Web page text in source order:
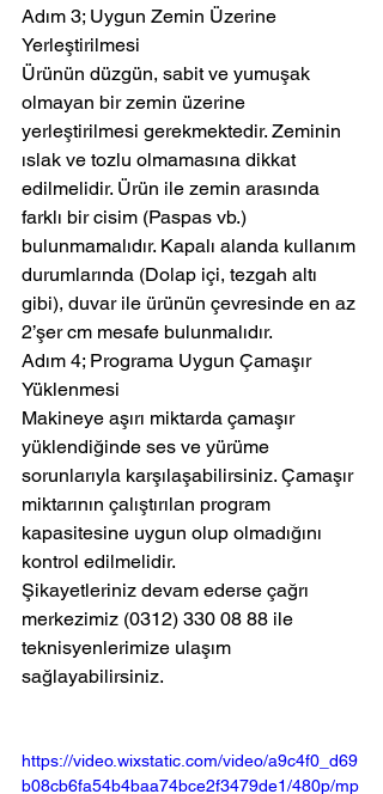
Adım 3; Uygun Zemin Üzerine
Yerleştirilmesi
Ürünün düzgün, sabit ve yumuşak
olmayan bir zemin üzerine
yerleştirilmesi gerekmektedir. Zeminin
ıslak ve tozlu olmamasına dikkat
edilmelidir. Ürün ile zemin arasında
farklı bir cisim (Paspas vb.)
bulunmamalıdır. Kapalı alanda kullanım
durumlarında (Dolap içi, tezgah altı
gibi), duvar ile ürünün çevresinde en az
2’şer cm mesafe bulunmalıdır.
Adım 4; Programa Uygun Çamaşır
Yüklenmesi
Makineye aşırı miktarda çamaşır
yüklendiğinde ses ve yürüme
sorunlarıyla karşılaşabilirsiniz. Çamaşır
miktarının çalıştırılan program
kapasitesine uygun olup olmadığını
kontrol edilmelidir.
Şikayetleriniz devam ederse çağrı
merkezimiz (0312) 330 08 88 ile
teknisyenlerimize ulaşım
sağlayabilirsiniz.
https://video.wixstatic.com/video/a9c4f0_d69
b08cb6fa54b4baa74bce2f3479de1/480p/mp